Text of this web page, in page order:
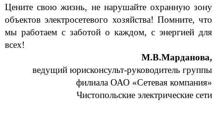
Цените свою жизнь, не нарушайте охранную зону
объектов электросетевого хозяйства! Помните, что
мы работаем с заботой о каждом, с энергией для
всех!
М.В.Марданова,
ведущий юрисконсульт-руководитель группы
филиала ОАО «Сетевая компания»
Чистопольские электрические сети